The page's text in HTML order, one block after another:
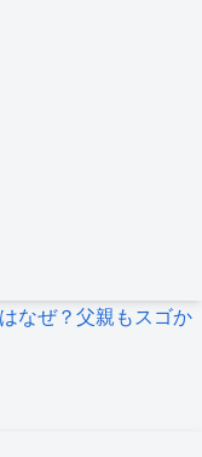
なぜ？父親もスゴか